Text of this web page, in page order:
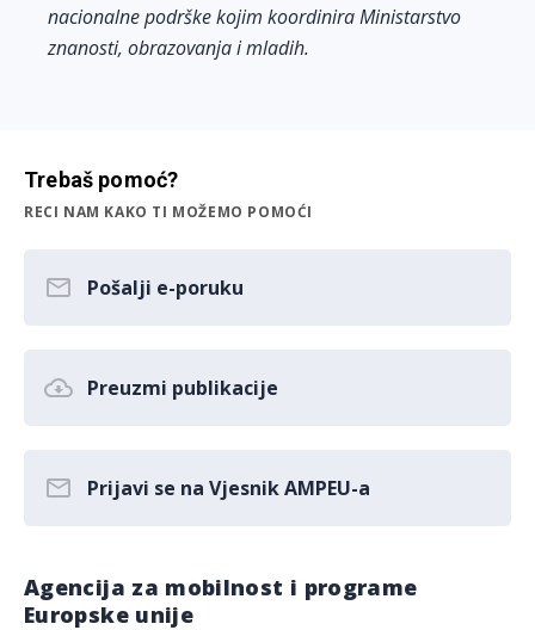
nacionalne podrške kojim koordinira Ministarstvo
znanosti, obrazovanja i mladih.
Trebaš pomoć?
RECI NAM KAKO TI MOŽEMO POMOĆI
Pošalji e-poruku
Preuzmi publikacije
Prijavi se na Vjesnik AMPEU-a
Agencija za mobilnost i programe
Europske unije